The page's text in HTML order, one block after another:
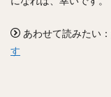
あわせて読みたい：
す